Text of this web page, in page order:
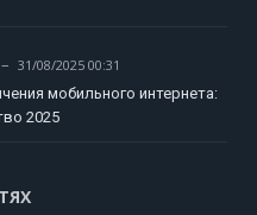
31/08/2025 00:31
мобильного интернета:
2025